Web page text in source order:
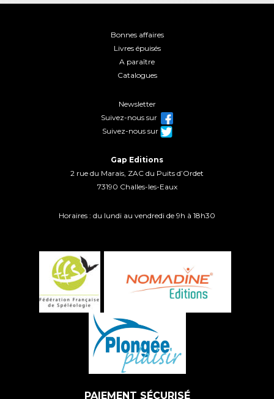
Bonnes affaires
Livres épuisés
A paraître
Catalogues
Newsletter
Suivez-nous sur
Suivez-nous sur
Gap Editions
2 rue du Marais, ZAC du Puits d’Ordet
73190 Challes-les-Eaux
Horaires : du lundi au vendredi de 9h à 18h30
PAIEMENT SÉCURISÉ